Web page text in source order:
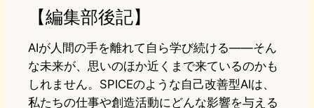
【編集部後記】
AIが人間の手を離れて自ら学び続ける——そん
な未来が、思いのほか近くまで来ているのかも
しれません。SPICEのような自己改善型AIは、
私たちの仕事や創造活動にどんな影響を与える